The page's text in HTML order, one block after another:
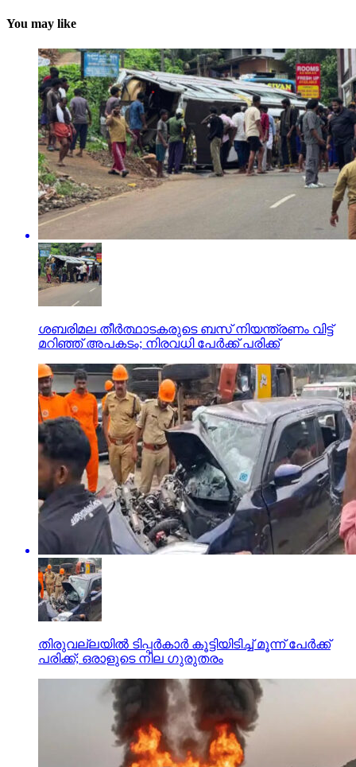
You may like
ശബരിമല തീര്‍ത്ഥാടകരുടെ ബസ് നിയന്ത്രണം വിട്ട്
മറിഞ്ഞ് അപകടം; നിരവധി പേര്‍ക്ക് പരിക്ക്
തിരുവല്ലയില്‍ ടിപ്പര്‍കാര്‍ കൂട്ടിയിടിച്ച് മൂന്ന് പേര്‍ക്ക്
പരിക്ക്; ഒരാളുടെ നില ഗുരുതരം